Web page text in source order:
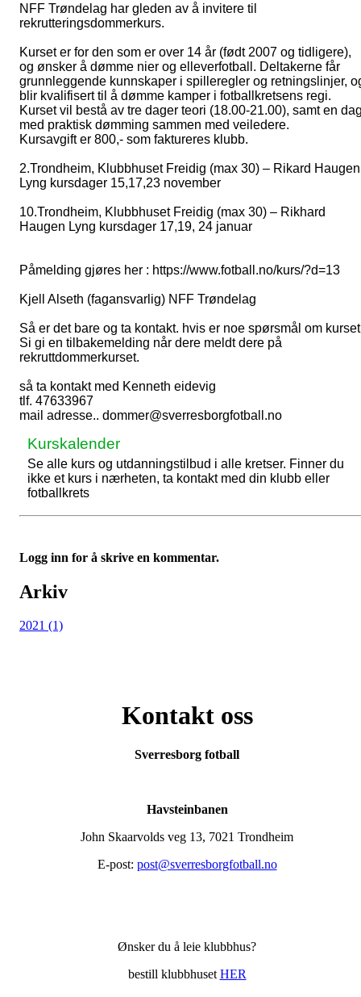
NFF Trøndelag har gleden av å invitere til
rekrutteringsdommerkurs.
Kurset er for den som er over 14 år (født 2007 og tidligere),
og ønsker å dømme nier og elleverfotball. Deltakerne får
grunnleggende kunnskaper i spilleregler og retningslinjer,
blir kvalifisert til å dømme kamper i fotballkretsens regi.
Kurset vil bestå av tre dager teori (18.00-21.00), samt en
med praktisk dømming sammen med veiledere.
Kursavgift er 800,- som faktureres klubb.
2.Trondheim, Klubbhuset Freidig (max 30) – Rikard Haugen
Lyng kursdager 15,17,23 november
10.Trondheim, Klubbhuset Freidig (max 30) – Rikhard
Haugen Lyng kursdager 17,19, 24 januar
Påmelding gjøres her : https://www.fotball.no/kurs/?d=13
Kjell Alseth (fagansvarlig) NFF Trøndelag
Så er det bare og ta kontakt. hvis er noe spørsmål om
Si gi en tilbakemelding når dere meldt dere på
rekruttdommerkurset.
så ta kontakt med Kenneth eidevig
tlf. 47633967
mail adresse.. dommer@sverresborgfotball.no
Kurskalender
Se alle kurs og utdanningstilbud i alle kretser. Finner du
ikke et kurs i nærheten, ta kontakt med din klubb eller
fotballkrets
Logg inn for å skrive en kommentar.
Arkiv
2021 (1)
Kontakt oss
Sverresborg fotball
Havsteinbanen
John Skaarvolds veg 13, 7021 Trondheim
E-post: post@sverresborgfotball.no
Ønsker du å leie klubbhus?
bestill klubbhuset HER